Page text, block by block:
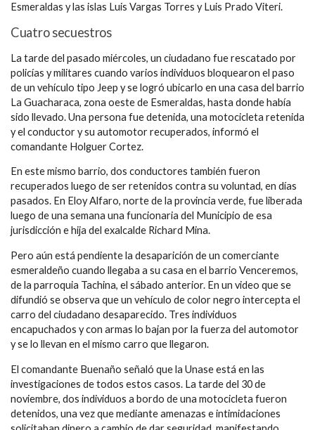
Esmeraldas y las islas Luis Vargas Torres y Luis Prado Viteri.
Cuatro secuestros
La tarde del pasado miércoles, un ciudadano fue rescatado por
policías y militares cuando varios individuos bloquearon el paso
de un vehículo tipo Jeep y se logró ubicarlo en una casa del barrio
La Guacharaca, zona oeste de Esmeraldas, hasta donde había
sido llevado. Una persona fue detenida, una motocicleta retenida
y el conductor y su automotor recuperados, informó el
comandante Holguer Cortez.
En este mismo barrio, dos conductores también fueron
recuperados luego de ser retenidos contra su voluntad, en días
pasados. En Eloy Alfaro, norte de la provincia verde, fue liberada
luego de una semana una funcionaria del Municipio de esa
jurisdicción e hija del exalcalde Richard Mina.
Pero aún está pendiente la desaparición de un comerciante
esmeraldeño cuando llegaba a su casa en el barrio Venceremos,
de la parroquia Tachina, el sábado anterior. En un video que se
difundió se observa que un vehículo de color negro intercepta el
carro del ciudadano desaparecido. Tres individuos
encapuchados y con armas lo bajan por la fuerza del automotor
y se lo llevan en el mismo carro que llegaron.
El comandante Buenaño señaló que la Unase está en las
investigaciones de todos estos casos. La tarde del 30 de
noviembre, dos individuos a bordo de una motocicleta fueron
detenidos, una vez que mediante amenazas e intimidaciones